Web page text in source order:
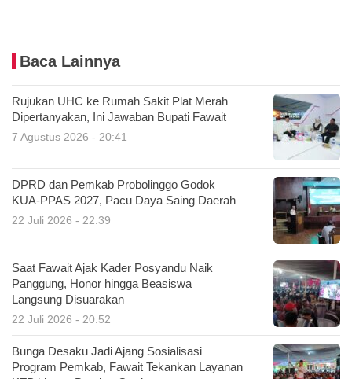
Baca Lainnya
Rujukan UHC ke Rumah Sakit Plat Merah
Dipertanyakan, Ini Jawaban Bupati Fawait
7 Agustus 2026 - 20:41
DPRD dan Pemkab Probolinggo Godok
KUA-PPAS 2027, Pacu Daya Saing Daerah
22 Juli 2026 - 22:39
Saat Fawait Ajak Kader Posyandu Naik
Panggung, Honor hingga Beasiswa
Langsung Disuarakan
22 Juli 2026 - 20:52
Bunga Desaku Jadi Ajang Sosialisasi
Program Pemkab, Fawait Tekankan Layanan